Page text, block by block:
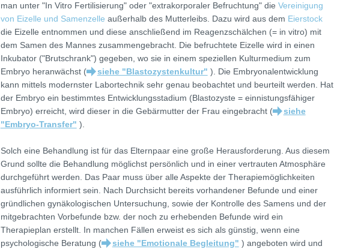
man unter "In Vitro Fertilisierung" oder "extrakorporaler Befruchtung" die Vereinigung
von Eizelle und Samenzelle außerhalb des Mutterleibs. Dazu wird aus dem Eierstock
die Eizelle entnommen und diese anschließend im Reagenzschälchen (= in vitro) mit
dem Samen des Mannes zusammengebracht. Die befruchtete Eizelle wird in einen
Inkubator ("Brutschrank") gegeben, wo sie in einem speziellen Kulturmedium zum
Embryo heranwächst (
siehe "Blastozystenkultur" ). Die Embryonalentwicklung
kann mittels modernster Labortechnik sehr genau beobachtet und beurteilt werden. Hat
der Embryo ein bestimmtes Entwicklungsstadium (Blastozyste = einnistungsfähiger
Embryo) erreicht, wird dieser in die Gebärmutter der Frau eingebracht (
siehe
"Embryo-Transfer" ).
Solch eine Behandlung ist für das Elternpaar eine große Herausforderung. Aus diesem
Grund sollte die Behandlung möglichst persönlich und in einer vertrauten Atmosphäre
durchgeführt werden. Das Paar muss über alle Aspekte der Therapiemöglichkeiten
ausführlich informiert sein. Nach Durchsicht bereits vorhandener Befunde und einer
gründlichen gynäkologischen Untersuchung, sowie der Kontrolle des Samens und der
mitgebrachten Vorbefunde bzw. der noch zu erhebenden Befunde wird ein
Therapieplan erstellt. In manchen Fällen erweist es sich als günstig, wenn eine
psychologische Beratung (
siehe "Emotionale Begleitung" ) angeboten wird und